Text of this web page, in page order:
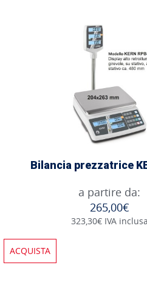
Bilancia prezzatrice
a partire da:
265,00€
323,30€ IVA inclusa
ACQUISTA